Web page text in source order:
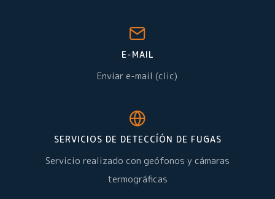
E-MAIL
Enviar e-mail (clic)
SERVICIOS DE DETECCÍÓN DE FUGAS
Servicio realizado con geófonos y cámaras
termográficas